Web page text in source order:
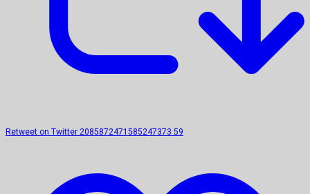
Retweet on Twitter 2085872471585247373 59